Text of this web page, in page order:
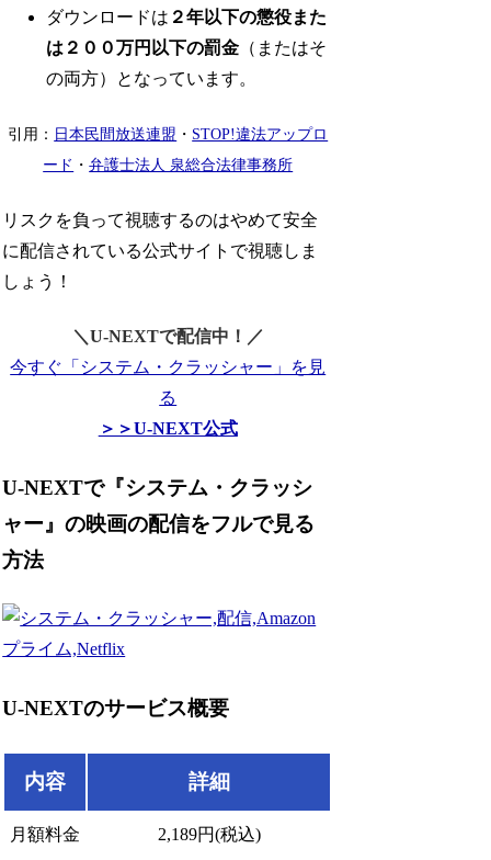
ダウンロードは ２年以下の懲役また
は２００万円以下の罰金 （またはそ
の両方）となっています。
引用： 日本民間放送連盟 ・ STOP!違法アップロ
ード ・弁護士法人 泉総合法律事務所
リスクを負って視聴するのはやめて安全
に配信されている公式サイトで視聴しま
しょう！
＼U-NEXTで配信中！／
今すぐ「システム・クラッシャー」を見
る
＞＞U-NEXT公式
U-NEXTで『システム・クラッシ
ャー』の映画の配信をフルで見る
方法
U-NEXTのサービス概要
内容 詳細
月額料金 2,189円(税込)